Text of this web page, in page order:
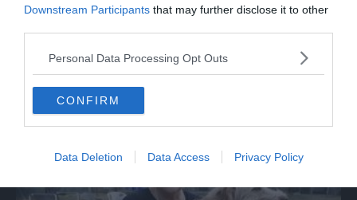
Downstream Participants that may further disclose it to other
Personal Data Processing Opt Outs
CONFIRM
Data Deletion Data Access Privacy Policy
Caso Maiorana, la madre: "Nessun caso di
scomparsa va archiviato"